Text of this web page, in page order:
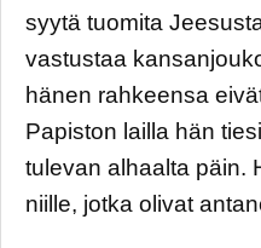
syytä tuomita
vastustaa
hänen rahkeensa
Papiston lailla hän
tulevan alhaalta päin.
niille, jotka olivat